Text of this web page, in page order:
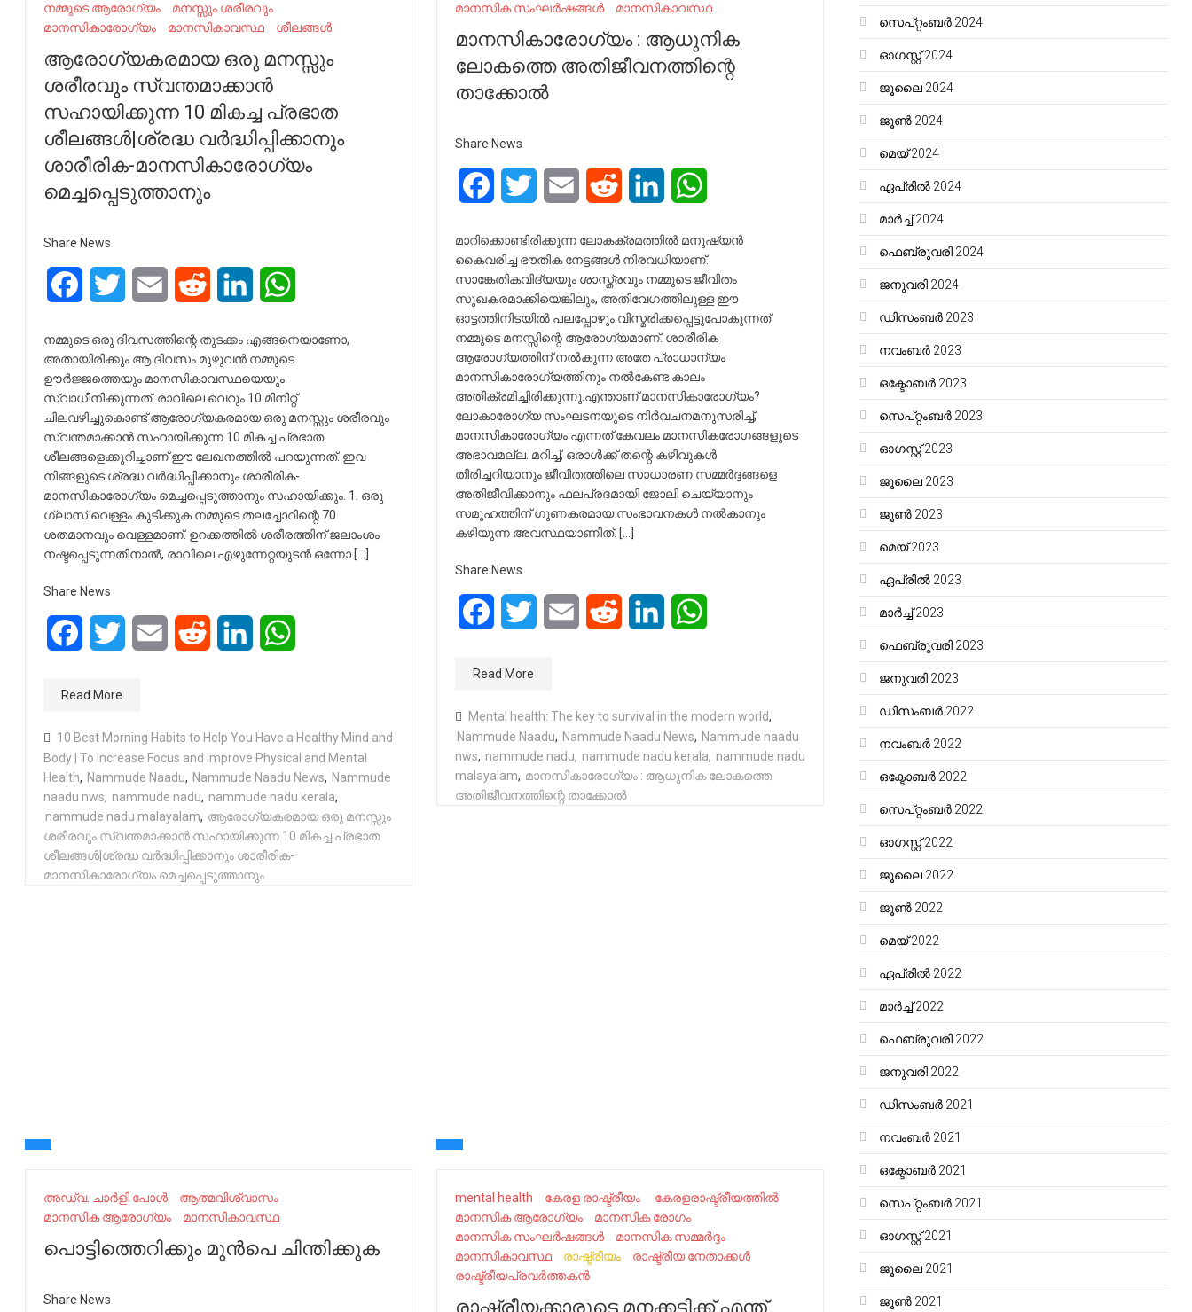
നമ്മുടെ ആരോഗ്യം
മനസ്സും ശരീരവും
മാനസികാരോഗ്യം
മാനസികാവസ്ഥ ശീലങ്ങൾ
ആരോഗ്യകരമായ ഒരു മനസ്സും
ശരീരവും സ്വന്തമാക്കാൻ
സഹായിക്കുന്ന 10 മികച്ച പ്രഭാത
ശീലങ്ങൾ|ശ്രദ്ധ വർദ്ധിപ്പിക്കാനും
ശാരീരിക-മാനസികാരോഗ്യം
മെച്ചപ്പെടുത്താനും
Share News
FacebookTwitter Email Reddit LinkedIn
നമ്മുടെ ഒരു ദിവസത്തിന്റെ തുടക്കം എങ്ങനെയാണോ,
അതായിരിക്കും ആ ദിവസം മുഴുവൻ നമ്മുടെ
ഊർജ്ജത്തെയും മാനസികാവസ്ഥയെയും
സ്വാധീനിക്കുന്നത്. രാവിലെ വെറും 10 മിനിറ്റ്
ചിലവഴിച്ചുകൊണ്ട് ആരോഗ്യകരമായ ഒരു മനസ്സും ശരീരവും
സ്വന്തമാക്കാൻ സഹായിക്കുന്ന 10 മികച്ച പ്രഭാത
ശീലങ്ങളെക്കുറിച്ചാണ് ഈ ലേഖനത്തിൽ പറയുന്നത്. ഇവ
നിങ്ങളുടെ ശ്രദ്ധ വർദ്ധിപ്പിക്കാനും ശാരീരിക-
മാനസികാരോഗ്യം മെച്ചപ്പെടുത്താനും സഹായിക്കും. 1. ഒരു
ഗ്ലാസ് വെള്ളം കുടിക്കുക നമ്മുടെ തലച്ചോറിന്റെ 70
ശതമാനവും വെള്ളമാണ്. ഉറക്കത്തിൽ ശരീരത്തിന് ജലാംശം
നഷ്ടപ്പെടുന്നതിനാൽ, രാവിലെ എഴുന്നേറ്റയുടൻ ഒന്നോ […]
Share News
FacebookTwitter Email Reddit LinkedIn
Read More
10 Best Morning Habits to Help You Have a Healthy Mind and
Body | To Increase Focus and Improve Physical and Mental
Health, Nammude Naadu, Nammude Naadu News, Nammude
naadu nws, nammude nadu, nammude nadu kerala,
nammude nadu malayalam, ആരോഗ്യകരമായ ഒരു മനസ്സും
ശരീരവും സ്വന്തമാക്കാൻ സഹായിക്കുന്ന 10 മികച്ച പ്രഭാത
ശീലങ്ങൾ|ശ്രദ്ധ വർദ്ധിപ്പിക്കാനും ശാരീരിക-
മാനസികാരോഗ്യം മെച്ചപ്പെടുത്താനും
മാനസിക സംഘർഷങ്ങൾ
മാനസികാവസ്ഥ
മാനസികാരോഗ്യം : ആധുനിക
ലോകത്തെ അതിജീവനത്തിന്റെ
താക്കോൽ
Share News
FacebookTwitter Email Reddit LinkedIn
മാറിക്കൊണ്ടിരിക്കുന്ന ലോകക്രമത്തിൽ മനുഷ്യൻ
കൈവരിച്ച ഭൗതിക നേട്ടങ്ങൾ നിരവധിയാണ്.
സാങ്കേതികവിദ്യയും ശാസ്ത്രവും നമ്മുടെ ജീവിതം
സുഖകരമാക്കിയെങ്കിലും, അതിവേഗത്തിലുള്ള ഈ
ഓട്ടത്തിനിടയിൽ പലപ്പോഴും വിസ്മരിക്കപ്പെട്ടുപോകുന്നത്
നമ്മുടെ മനസ്സിന്റെ ആരോഗ്യമാണ്. ശാരീരിക
ആരോഗ്യത്തിന് നൽകുന്ന അതേ പ്രാധാന്യം
മാനസികാരോഗ്യത്തിനും നൽകേണ്ട കാലം
അതിക്രമിച്ചിരിക്കുന്നു.എന്താണ് മാനസികാരോഗ്യം?
ലോകാരോഗ്യ സംഘടനയുടെ നിർവചനമനുസരിച്ച്,
മാനസികാരോഗ്യം എന്നത് കേവലം മാനസികരോഗങ്ങളുടെ
അഭാവമല്ല. മറിച്ച്, ഒരാൾക്ക് തന്റെ കഴിവുകൾ
തിരിച്ചറിയാനും ജീവിതത്തിലെ സാധാരണ സമ്മർദ്ദങ്ങളെ
അതിജീവിക്കാനും ഫലപ്രദമായി ജോലി ചെയ്യാനും
സമൂഹത്തിന് ഗുണകരമായ സംഭാവനകൾ നൽകാനും
കഴിയുന്ന അവസ്ഥയാണിത്. […]
Share News
FacebookTwitter Email Reddit LinkedIn
Read More
Mental health: The key to survival in the modern world,
Nammude Naadu, Nammude Naadu News, Nammude naadu
nws, nammude nadu, nammude nadu kerala, nammude nadu
malayalam, മാനസികാരോഗ്യം : ആധുനിക ലോകത്തെ
അതിജീവനത്തിന്റെ താക്കോൽ
അഡ്വ. ചാർളി പോൾ
ആത്മവിശ്വാസം
മാനസിക ആരോഗ്യം
മാനസികാവസ്ഥ
പൊട്ടിത്തെറിക്കും മുൻപെ ചിന്തിക്കുക
Share News
mental health കേ​രള രാഷ്ട്രീയം ​
കേരളരാഷ്ട്രീയത്തിൽ
മാനസിക ആരോഗ്യം
മാനസിക രോഗം
മാനസിക സംഘർഷങ്ങൾ
മാനസിക സമ്മർദ്ദം
മാനസികാവസ്ഥ
രാഷ്ട്രീയം
രാഷ്ട്രീയ നേതാക്കൾ
രാഷ്ട്രീയപ്രവർത്തകൻ
രാഷ്ട്രീയക്കാരുടെ മനക്കട്ടിക്ക് എന്ത്
സെപ്റ്റംബർ 2024
ഓഗസ്റ്റ്‌ 2024
ജൂലൈ 2024
ജൂൺ 2024
മെയ്‌ 2024
ഏപ്രിൽ 2024
മാർച്ച്‌ 2024
ഫെബ്രുവരി 2024
ജനുവരി 2024
ഡിസംബർ 2023
നവംബർ 2023
ഒക്ടോബർ 2023
സെപ്റ്റംബർ 2023
ഓഗസ്റ്റ്‌ 2023
ജൂലൈ 2023
ജൂൺ 2023
മെയ്‌ 2023
ഏപ്രിൽ 2023
മാർച്ച്‌ 2023
ഫെബ്രുവരി 2023
ജനുവരി 2023
ഡിസംബർ 2022
നവംബർ 2022
ഒക്ടോബർ 2022
സെപ്റ്റംബർ 2022
ഓഗസ്റ്റ്‌ 2022
ജൂലൈ 2022
ജൂൺ 2022
മെയ്‌ 2022
ഏപ്രിൽ 2022
മാർച്ച്‌ 2022
ഫെബ്രുവരി 2022
ജനുവരി 2022
ഡിസംബർ 2021
നവംബർ 2021
ഒക്ടോബർ 2021
സെപ്റ്റംബർ 2021
ഓഗസ്റ്റ്‌ 2021
ജൂലൈ 2021
ജൂൺ 2021